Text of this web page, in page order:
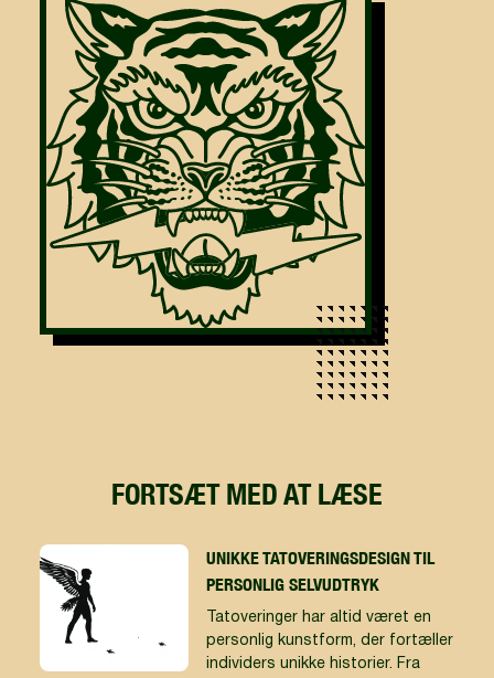
FORTSÆT MED AT LÆSE
UNIKKE TATOVERINGSDESIGN TIL
PERSONLIG SELVUDTRYK
Tatoveringer har altid været en
personlig kunstform, der fortæller
individers unikke historier. Fra